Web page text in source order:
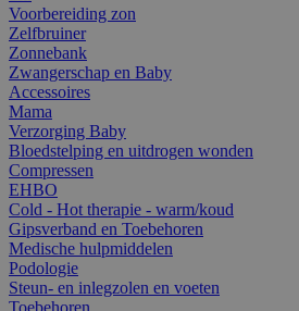
Voorbereiding zon
Zelfbruiner
Zonnebank
Zwangerschap en Baby
Accessoires
Mama
Verzorging Baby
Bloedstelping en uitdrogen wonden
Compressen
EHBO
Cold - Hot therapie - warm/koud
Gipsverband en Toebehoren
Medische hulpmiddelen
Podologie
Steun- en inlegzolen en voeten
Toebehoren